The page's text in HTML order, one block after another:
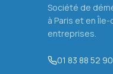
Société de
à Paris et en
entreprises.
01 83 88 52 90